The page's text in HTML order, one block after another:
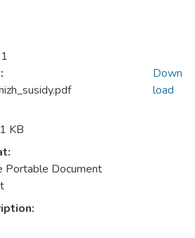
KB
Portable Document
Down
load